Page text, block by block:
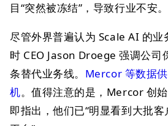
目“突然被冻结”，导致行业不安。
尽管外界普遍认为 Scale AI 的业
时 CEO Jason Droege 强调公司
条替代业务线。 Mercor 等数据
机。值得注意的是，Mercor 创
即指出，他们已“明显看到大批